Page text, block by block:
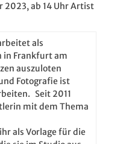
2023, ab 14 Uhr Artist
als
in Frankfurt am
auszuloten
Fotografie ist
Seit 2011
mit dem Thema
als Vorlage für die